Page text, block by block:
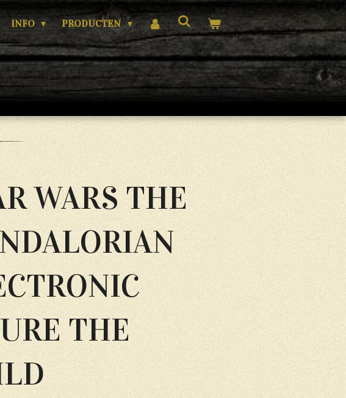
INFO PRODUCTEN
WARS THE
THE